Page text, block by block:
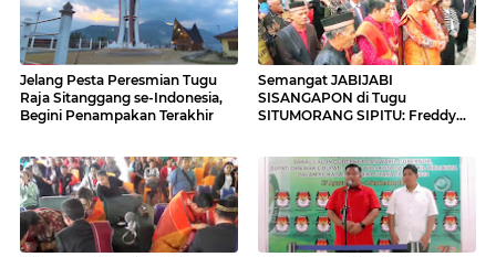
Jelang Pesta Peresmian Tugu
Raja Sitanggang se-Indonesia,
Begini Penampakan Terakhir
Semangat JABIJABI
SISANGAPON di Tugu
SITUMORANG SIPITU: Freddy